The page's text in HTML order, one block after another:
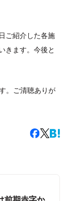
ご紹介した各施
きます。今後と
。ご清聴ありが